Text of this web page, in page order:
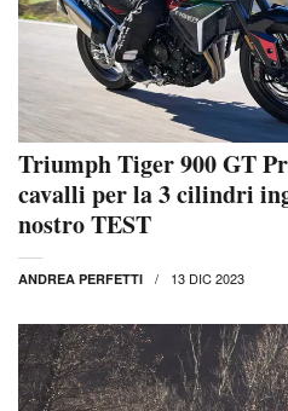
Triumph Tiger 900 GT
cavalli per la 3 cilindri
nostro TEST
ANDREA PERFETTI 13 DIC 2023